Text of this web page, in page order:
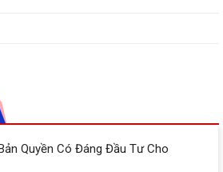
Quyền Có Đáng Đầu Tư Cho